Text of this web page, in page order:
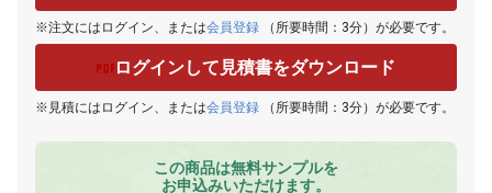
注文にはログイン、または会員登録 （所要時間：3分）が必要です。
ログインして見積書をダウンロード
見積にはログイン、または会員登録 （所要時間：3分）が必要です。
この商品は無料サンプルを
お申込みいただけます。